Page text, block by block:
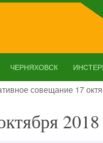
ЧЕРНЯХОВСК
совещание 17
2018